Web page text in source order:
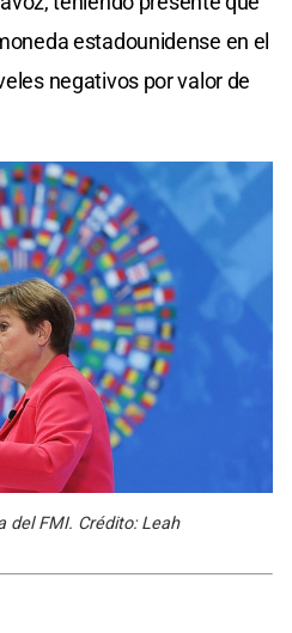
estadounidense en el
negativos por valor de
del FMI. Crédito: Leah